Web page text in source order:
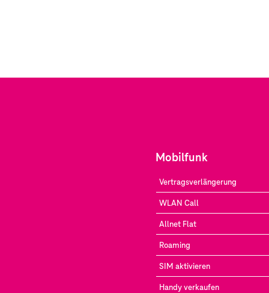
Mobilfunk
Vertragsverlängerung
WLAN Call
Allnet Flat
Roaming
SIM aktivieren
Handy verkaufen